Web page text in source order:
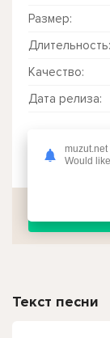
Размер:
Длительность:
Качество:
Дата релиза:
Текст песни
muzut.net
Would